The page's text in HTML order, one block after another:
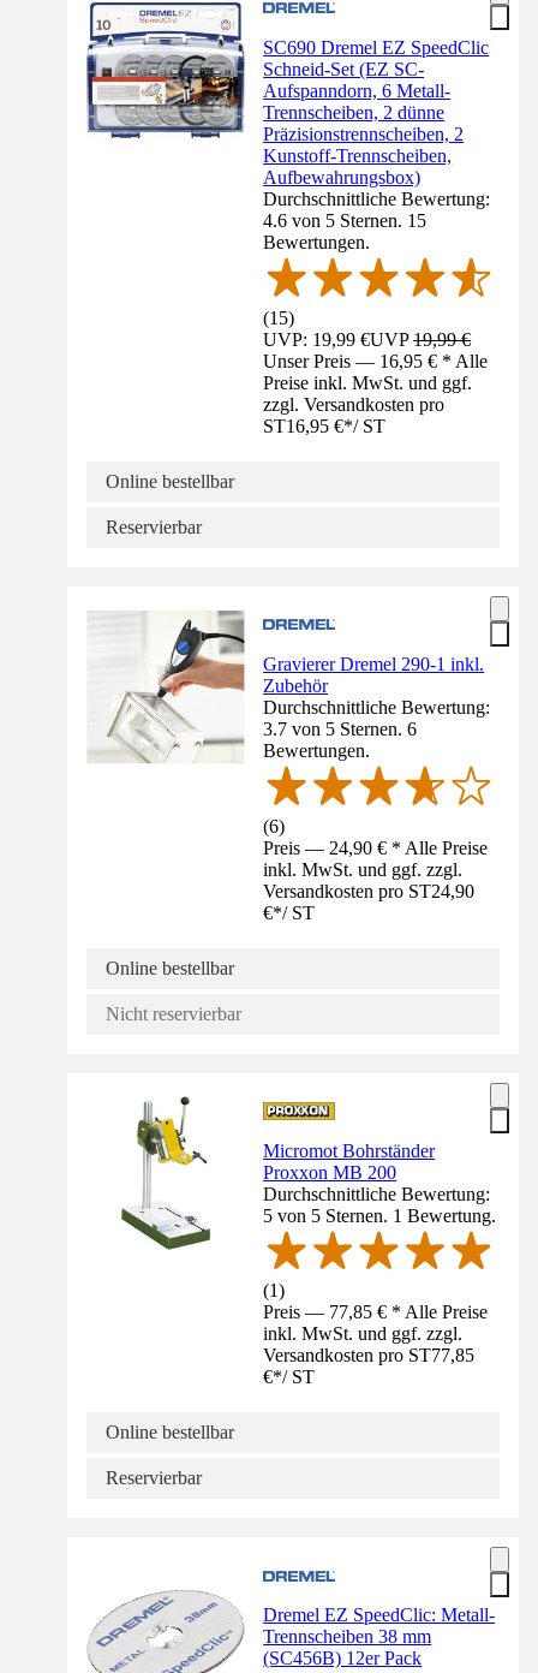
SC690 Dremel EZ SpeedClic
Schneid-Set (EZ SC-
Aufspanndorn, 6 Metall-
Trennscheiben, 2 dünne
Präzisionstrennscheiben, 2
Kunstoff-Trennscheiben,
Aufbewahrungsbox)
Durchschnittliche Bewertung:
4.6 von 5 Sternen. 15
Bewertungen.
(15)
UVP: 19,99 €UVP19,99 €
Unser Preis — 16,95 € * Alle
Preise inkl. MwSt. und ggf.
zzgl. Versandkosten pro
ST16,95 €*/ ST
Online bestellbar
Reservierbar
Gravierer Dremel 290-1 inkl.
Zubehör
Durchschnittliche Bewertung:
3.7 von 5 Sternen. 6
Bewertungen.
(6)
Preis — 24,90 € * Alle Preise
inkl. MwSt. und ggf. zzgl.
Versandkosten pro ST24,90
€*/ ST
Online bestellbar
Nicht reservierbar
Micromot Bohrständer
Proxxon MB 200
Durchschnittliche Bewertung:
5 von 5 Sternen. 1 Bewertung.
(1)
Preis — 77,85 € * Alle Preise
inkl. MwSt. und ggf. zzgl.
Versandkosten pro ST77,85
€*/ ST
Online bestellbar
Reservierbar
Dremel EZ SpeedClic: Metall-
Trennscheiben 38 mm
(SC456B) 12er Pack